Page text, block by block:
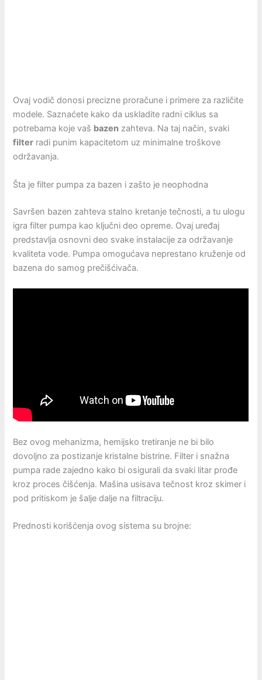
Ovaj vodič donosi precizne proračune i primere za različite
modele. Saznaćete kako da uskladite radni ciklus sa
potrebama koje vaš bazen zahteva. Na taj način, svaki
filter radi punim kapacitetom uz minimalne troškove
održavanja.
Šta je filter pumpa za bazen i zašto je neophodna
Savršen bazen zahteva stalno kretanje tečnosti, a tu ulogu
igra filter pumpa kao ključni deo opreme. Ovaj uređaj
predstavlja osnovni deo svake instalacije za održavanje
kvaliteta vode. Pumpa omogućava neprestano kruženje od
bazena do samog prečišćivača.
Bez ovog mehanizma, hemijsko tretiranje ne bi bilo
dovoljno za postizanje kristalne bistrine. Filter i snažna
pumpa rade zajedno kako bi osigurali da svaki litar prođe
kroz proces čišćenja. Mašina usisava tečnost kroz skimer i
pod pritiskom je šalje dalje na filtraciju.
Prednosti korišćenja ovog sistema su brojne: